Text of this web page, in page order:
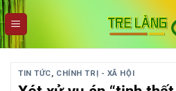
Skip
to
content
TIN TỨC, CHÍNH TRỊ - XÃ HỘI